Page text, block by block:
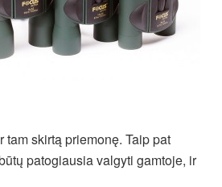
skirtą priemonę. Taip pat
patogiausia valgyti gamtoje, ir